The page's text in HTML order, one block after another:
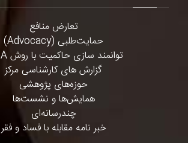
تعارض منافع
حمایت‌طلبی (Advocacy)
توانمند سازی حاکمیت با روش PDIA
گزارش های کارشناسی مرکز
حوزه‌های پژوهشی
همایش‌ها و نشست‌ها
چندرسانه‌ای
خبر نامه مقابله با فساد و فقر